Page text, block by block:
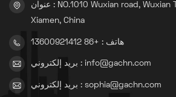
عنوان : NO.1010 Wuxian road, Wuxian Town Tong'an District,
Xiamen, China
هاتف : +86 13600921412
بريد إلكتروني : info@gachn.com
بريد إلكتروني : sophia@gachn.com